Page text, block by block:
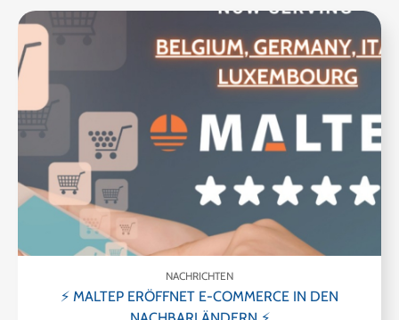
NACHRICHTEN
⚡ MALTEP ERÖFFNET E-COMMERCE IN DEN